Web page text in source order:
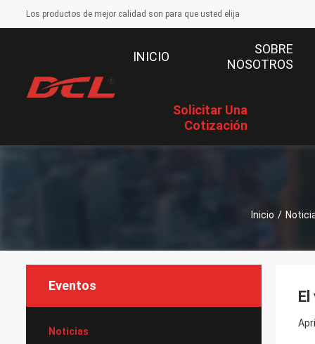
Los productos de mejor calidad son para que usted elija
INICIO
SOBRE
NOSOTROS
Solicitar Una
Cotización
Inicio /
Eventos
Noticias